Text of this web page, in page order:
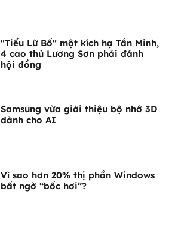
"Tiểu Lữ Bố" một kích hạ Tần Minh,
4 cao thủ Lương Sơn phải đánh
hội đồng
Samsung vừa giới thiệu bộ nhớ 3D
dành cho AI
Vì sao hơn 20% thị phần Windows
bất ngờ “bốc hơi”?